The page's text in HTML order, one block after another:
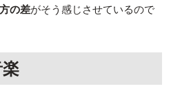
の差がそう感じさせているので